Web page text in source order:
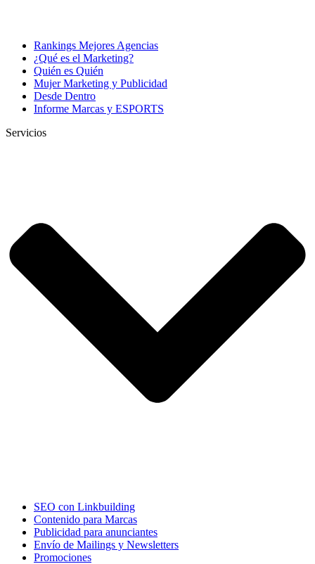
Rankings Mejores Agencias
¿Qué es el Marketing?
Quién es Quién
Mujer Marketing y Publicidad
Desde Dentro
Informe Marcas y ESPORTS
Servicios
SEO con Linkbuilding
Contenido para Marcas
Publicidad para anunciantes
Envío de Mailings y Newsletters
Promociones